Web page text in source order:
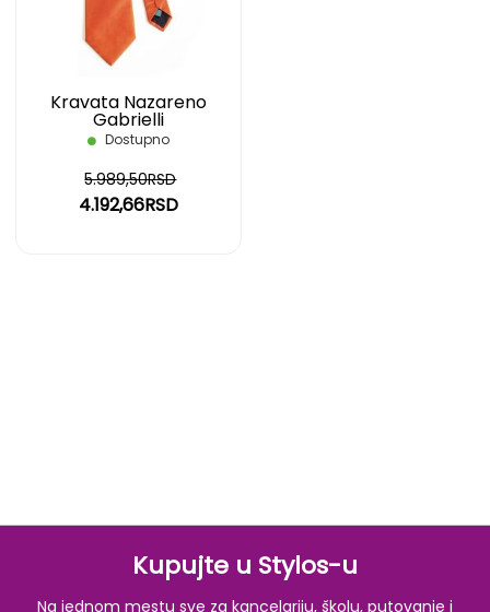
Kravata Nazareno
Gabrielli
Dostupno
4.192,66RSD
5.989,50RSD
Kupujte u Stylos-u
Na jednom mestu sve za kancelariju, školu, putovanje i